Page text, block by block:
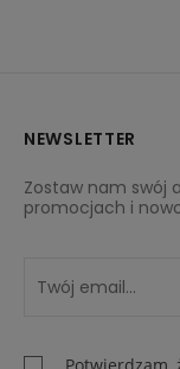
NEWSLETTER
Zostaw nam swój
promocjach i